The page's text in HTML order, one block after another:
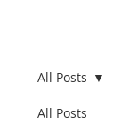
All Posts
All Posts